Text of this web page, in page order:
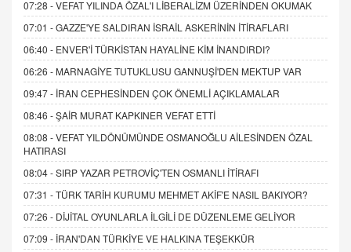
07:28 -VEFAT YILINDA ÖZAL'I LİBERALİZM ÜZERİNDEN OKUMAK
07:01 -GAZZE'YE SALDIRAN İSRAİL ASKERİNİN İTİRAFLARI
06:40 - ENVER'İ TÜRKİSTAN HAYALİNE KİM İNANDIRDI?
06:26 - MARNAGİYE TUTUKLUSU GANNUŞİ'DEN MEKTUP VAR
09:47 - İRAN CEPHESİNDEN ÇOK ÖNEMLİ AÇIKLAMALAR
08:46 -ŞAİR MURAT KAPKINER VEFAT ETTİ
08:08 -VEFAT YILDÖNÜMÜNDE OSMANOĞLU AİLESİNDEN ÖZAL
HATIRASI
08:04 -SIRP YAZAR PETROVİÇ'TEN OSMANLI İTİRAFI
07:31 -TÜRK TARİH KURUMU MEHMET AKİF'E NASIL BAKIYOR?
07:26 - DİJİTAL OYUNLARLA İLGİLİ DE DÜZENLEME GELİYOR
07:09 - İRAN'DAN TÜRKİYE VE HALKINA TEŞEKKÜR